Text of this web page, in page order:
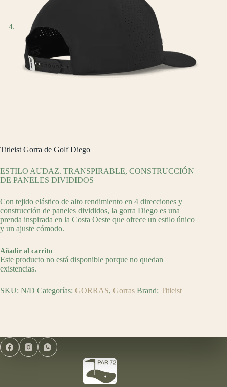
Titleist Gorra de Golf Diego
ESTILO AUDAZ. TRANSPIRABLE, CONSTRUCCIÓN
DE PANELES DIVIDIDOS
Con tejido elástico de alto rendimiento en 4 direcciones y
construcción de paneles divididos, la gorra Diego es una
prenda inspirada en la Costa Oeste que ofrece un estilo único
y un ajuste cómodo.
Añadir al carrito
Este producto no está disponible porque no quedan
existencias.
SKU: N/D Categorías: GORRAS, Gorras Brand: Titleist